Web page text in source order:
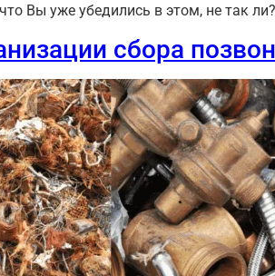
Вы уже убедились в этом, не так
сбора